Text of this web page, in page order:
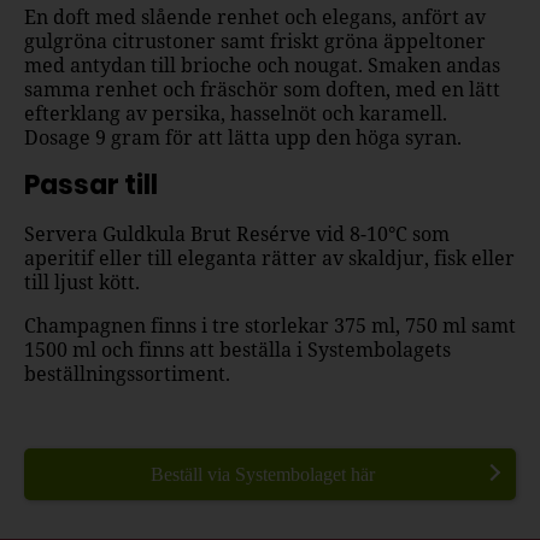
En doft med slående renhet och elegans, anfört av
gulgröna citrustoner samt friskt gröna äppeltoner
med antydan till brioche och nougat. Smaken andas
samma renhet och fräschör som doften, med en lätt
efterklang av persika, hasselnöt och karamell.
Dosage 9 gram för att lätta upp den höga syran.
Passar till
Servera Guldkula Brut Resérve vid 8-10°C som
aperitif eller till eleganta rätter av skaldjur, fisk eller
till ljust kött.
Champagnen finns i tre storlekar 375 ml, 750 ml samt
1500 ml och finns att beställa i Systembolagets
beställningssortiment.
Beställ via Systembolaget här